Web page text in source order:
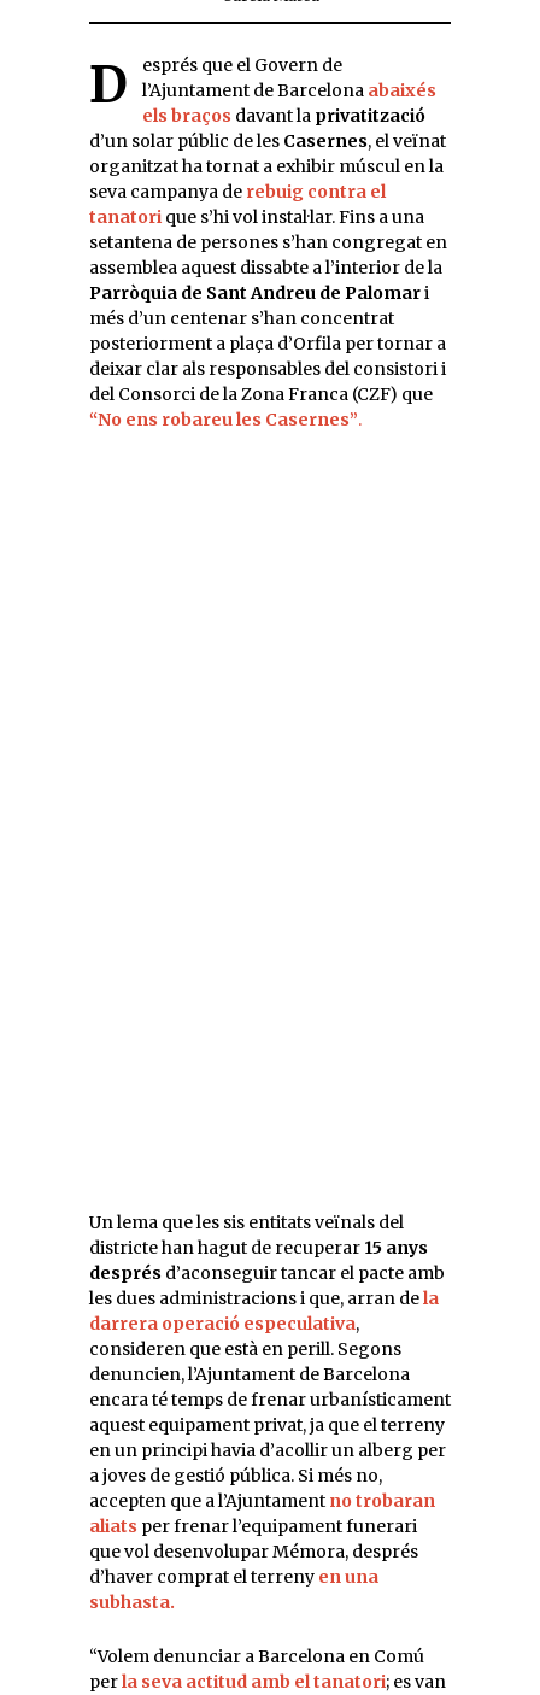
Després que el Govern de l’Ajuntament de Barcelona abaixés
els braços davant la privatització
d’un solar públic de les Casernes, el veïnat
organitzat ha tornat a exhibir múscul en la
seva campanya de rebuig contra el
tanatori que s’hi vol instal·lar. Fins a una
setantena de persones s’han congregat en
assemblea aquest dissabte a l’interior de la
Parròquia de Sant Andreu de Palomari
més d’un centenar s’han concentrat
posteriorment a plaça d’Orfila per tornar a
deixar clar als responsables del consistori i
del Consorci de la Zona Franca (CZF) que
“No ens robareu les Casernes”.
Un lema que les sis entitats veïnals del
districte han hagut de recuperar 15 anys
després d’aconseguir tancar el pacte amb
les dues administracions i que, arran dela
darrera operació especulativa,
consideren que està en perill. Segons
denuncien, l’Ajuntament de Barcelona
encara té temps de frenar urbanísticament
aquest equipament privat, ja que el terreny
en un principi havia d’acollir un alberg per
a joves de gestió pública. Si més no,
accepten que a l’Ajuntament no trobaran
aliats per frenar l’equipament funerari
que vol desenvolupar Mémora, després
d’haver comprat el terreny en una
subhasta.
“Volem denunciar a Barcelona en Comú
perla seva actitud amb el tanatori; es van